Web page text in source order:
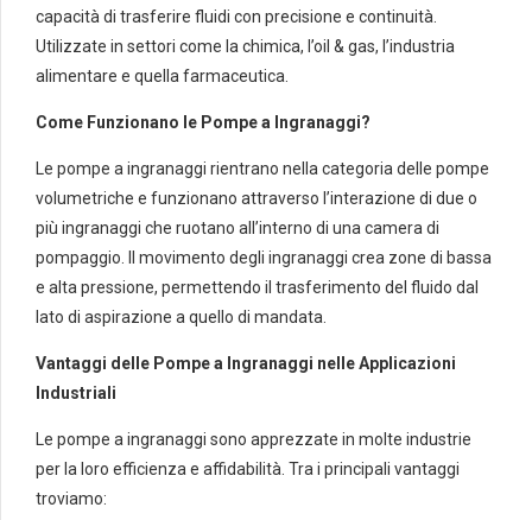
capacità di trasferire fluidi con precisione e continuità.
Utilizzate in settori come la chimica, l’oil & gas, l’industria
alimentare e quella farmaceutica.
Come Funzionano le Pompe a Ingranaggi?
Le pompe a ingranaggi rientrano nella categoria delle pompe
volumetriche e funzionano attraverso l’interazione di due o
più ingranaggi che ruotano all’interno di una camera di
pompaggio. Il movimento degli ingranaggi crea zone di bassa
e alta pressione, permettendo il trasferimento del fluido dal
lato di aspirazione a quello di mandata.
Vantaggi delle Pompe a Ingranaggi nelle Applicazioni
Industriali
Le pompe a ingranaggi sono apprezzate in molte industrie
per la loro efficienza e affidabilità. Tra i principali vantaggi
troviamo: